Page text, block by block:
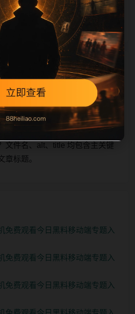
述为空或正文不足，将进入每日
正。
何更新？按每日少量、主题相
的方式持续补充。
可返回栏目页、查看热门推荐或
文件名、alt、title 均包含主关键
章标题。
免费观看今日黑料移动端专题入
免费观看今日黑料移动端专题入
免费观看今日黑料移动端专题入